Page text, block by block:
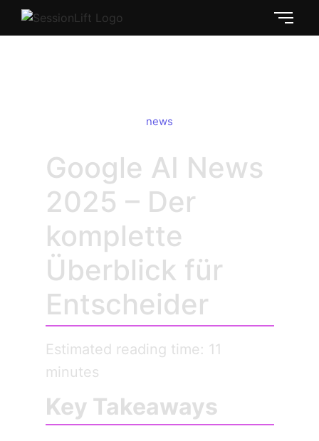
news
Google AI News
2025 – Der
komplette
Überblick für
Entscheider
Estimated reading time: 11
minutes
Key Takeaways